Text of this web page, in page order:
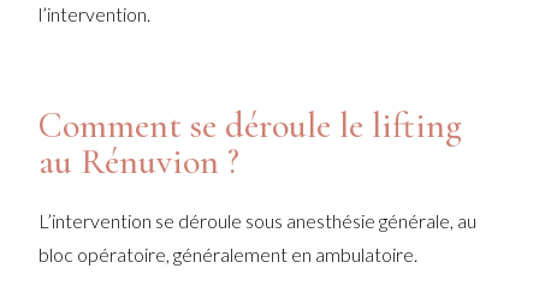
l’intervention.
Comment se déroule le lifting
au Rénuvion ?
L’intervention se déroule sous anesthésie générale, au
bloc opératoire, généralement en ambulatoire.